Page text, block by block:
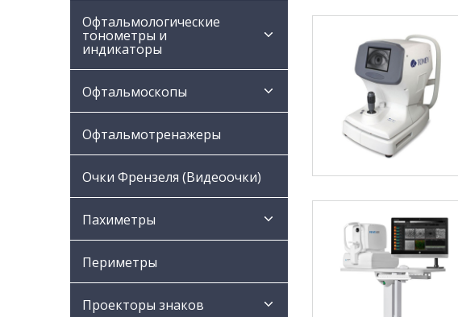
Офтальмологические
тонометры и
индикаторы
Офтальмоскопы
Офтальмотренажеры
Очки Френзеля (Видеоочки)
Пахиметры
Периметры
Проекторы знаков